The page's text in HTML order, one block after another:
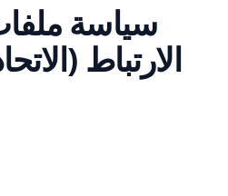
سياسة
الارتباط